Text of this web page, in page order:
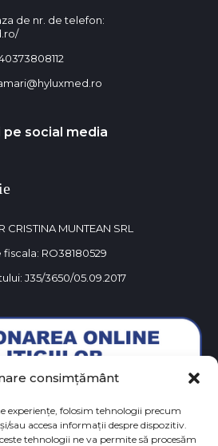
consimțământ
experiențe, folosim tehnologii precum
sau accesa informații despre dispozitiv.
tehnologii ne va permite să procesăm
de nr. de telefon:
social media
MUNTEAN SRL
RO38180529
J35/3650/05.09.2017